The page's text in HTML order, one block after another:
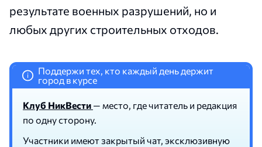
результате военных разрушений, но и
любых других строительных отходов.
i
Поддержи тех, кто каждый день держит
город в курсе
Клуб НикВести — место, где читатель и редакция
по одну сторону.
Участники имеют закрытый чат, эксклюзивную